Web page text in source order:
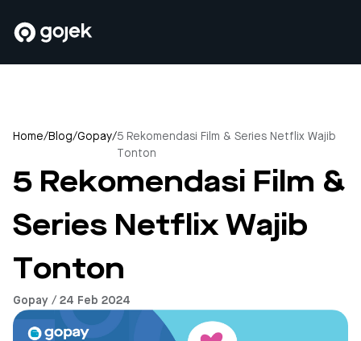
Home/Blog/Gopay/5 Rekomendasi Film & Series Netflix Wajib
Tonton
5 Rekomendasi Film &
Series Netflix Wajib
Tonton
Gopay / 24 Feb 2024